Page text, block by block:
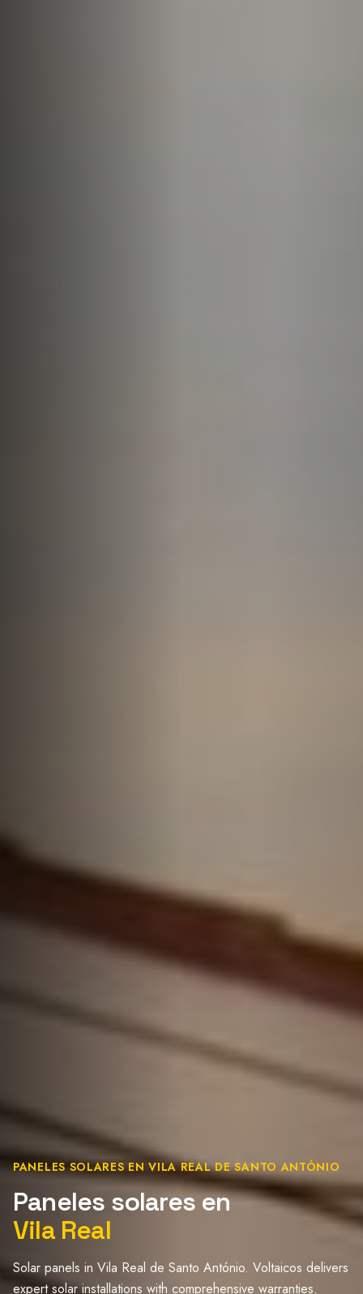
PANELES SOLARES EN VILA REAL DE SANTO ANTÓNIO
Paneles solares en
Vila Real
Solar panels in Vila Real de Santo António. Voltaicos delivers
expert solar installations with comprehensive warranties.